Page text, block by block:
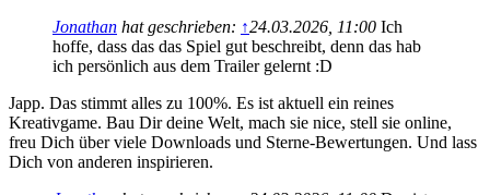
Jonathan hat geschrieben: ↑24.03.2026, 11:00 Ich
hoffe, dass das das Spiel gut beschreibt, denn das hab
ich persönlich aus dem Trailer gelernt :D
Japp. Das stimmt alles zu 100%. Es ist aktuell ein reines
Kreativgame. Bau Dir deine Welt, mach sie nice, stell sie online,
freu Dich über viele Downloads und Sterne-Bewertungen. Und lass
Dich von anderen inspirieren.